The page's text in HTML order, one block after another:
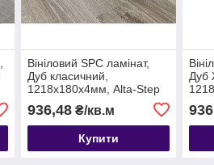
Вініловий SPC ламінат,
Дуб класичний,
1218х180х4мм, Alta-Step
936,48₴/кв.м
Купити
Дуб